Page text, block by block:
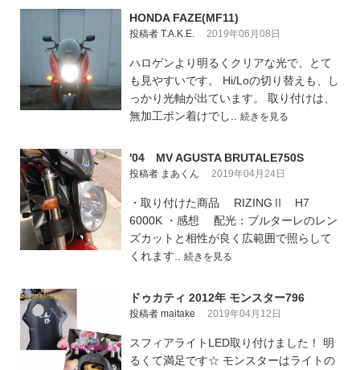
HONDA FAZE(MF11)
投稿者 T.A.K.E. 2019年06月08日
ハロゲンより明るくクリアな光で、とて
も見やすいです。 Hi/Loの切り替えも、し
っかり光軸が出ています。 取り付けは、
無加工ポン着けでし.. 続きを見る
'04 MV AGUSTA BRUTALE750S
投稿者 まあくん 2019年04月24日
・取り付けた商品 RIZINGⅡ H7
6000K ・感想 配光：ブルターレのレン
ズカットと相性が良く広範囲で照らして
くれます.. 続きを見る
ドゥカティ 2012年 モンスター796
投稿者 maitake 2019年04月12日
スフィアライトLED取り付けました！ 明
るくて満足です☆ モンスターはライトの